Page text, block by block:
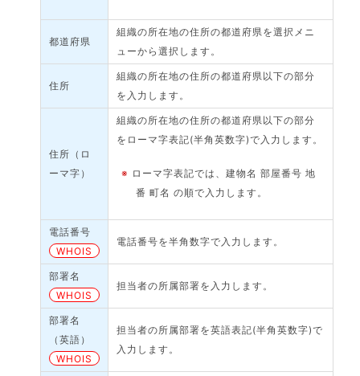
都道府県
組織の所在地の住所の都道府県を選択メニ
ューから選択します。
住所
組織の所在地の住所の都道府県以下の部分
を入力します。
住所（ロ
ーマ字）
組織の所在地の住所の都道府県以下の部分
をローマ字表記(半角英数字)で入力します。
※ ローマ字表記では、建物名 部屋番号 地
番 町名 の順で入力します。
電話番号
WHOIS
電話番号を半角数字で入力します。
部署名
WHOIS
担当者の所属部署を入力します。
部署名
（英語）
WHOIS
担当者の所属部署を英語表記(半角英数字)で
入力します。